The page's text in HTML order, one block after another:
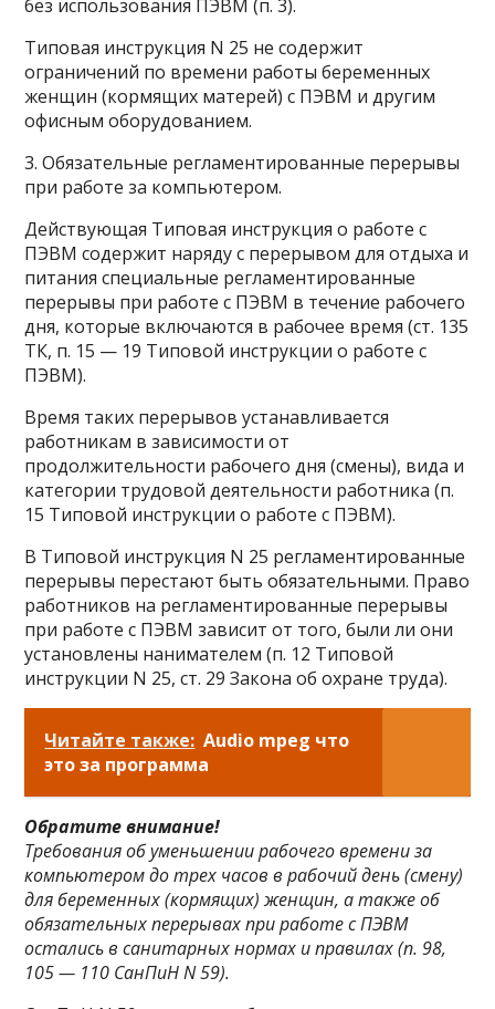
без использования ПЭВМ (п. 3).
Типовая инструкция N 25 не содержит
ограничений по времени работы беременных
женщин (кормящих матерей) с ПЭВМ и другим
офисным оборудованием.
3. Обязательные регламентированные перерывы
при работе за компьютером.
Действующая Типовая инструкция о работе с
ПЭВМ содержит наряду с перерывом для отдыха и
питания специальные регламентированные
перерывы при работе с ПЭВМ в течение рабочего
дня, которые включаются в рабочее время (ст. 135
ТК, п. 15 — 19 Типовой инструкции о работе с
ПЭВМ).
Время таких перерывов устанавливается
работникам в зависимости от
продолжительности рабочего дня (смены), вида и
категории трудовой деятельности работника (п.
15 Типовой инструкции о работе с ПЭВМ).
В Типовой инструкция N 25 регламентированные
перерывы перестают быть обязательными. Право
работников на регламентированные перерывы
при работе с ПЭВМ зависит от того, были ли они
установлены нанимателем (п. 12 Типовой
инструкции N 25, ст. 29 Закона об охране труда).
Читайте также: Audio mpeg что
это за программа
Обратите внимание!
Требования об уменьшении рабочего времени за
компьютером до трех часов в рабочий день (смену)
для беременных (кормящих) женщин, а также об
обязательных перерывах при работе с ПЭВМ
остались в санитарных нормах и правилах (п. 98,
105 — 110 СанПиН N 59).